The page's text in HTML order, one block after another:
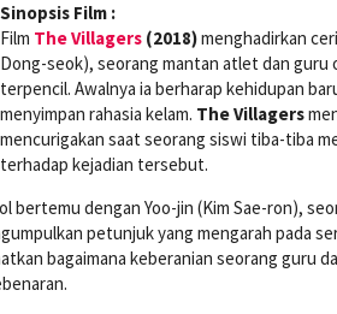
Sinopsis Film :
Film The Villagers (2018)menghadirkan
Dong-seok), seorang mantan atlet dan guru
terpencil. Awalnya ia berharap kehidupan
menyimpan rahasia kelam. The Villagers
mencurigakan saat seorang siswi tiba-tiba
terhadap kejadian tersebut.
bertemu dengan Yoo-jin (Kim Sae-ron),
petunjuk yang mengarah pada
bagaimana keberanian seorang guru